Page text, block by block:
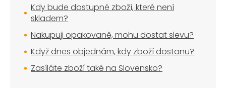
Kdy bude dostupné zboží, které není
skladem?
Nakupuji opakovaně, mohu dostat slevu?
Když dnes objednám, kdy zboží dostanu?
Zasíláte zboží také na Slovensko?